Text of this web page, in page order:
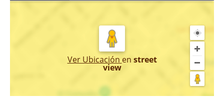
Ver Ubicación en street
view